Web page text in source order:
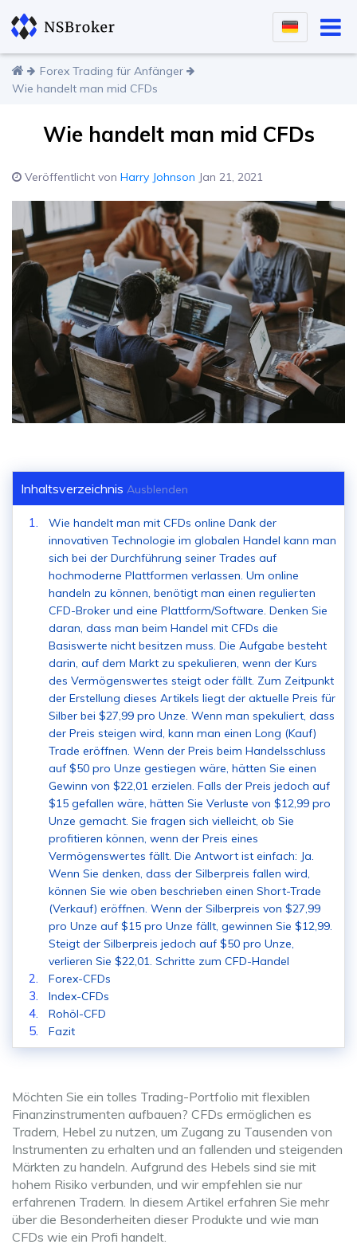
Forex Trading für Anfänger
Wie handelt man mid CFDs
Wie handelt man mid CFDs
Veröffentlicht von Harry Johnson Jan 21, 2021
Inhaltsverzeichnis Ausblenden
Wie handelt man mit CFDs online Dank der
innovativen Technologie im globalen Handel kann man
sich bei der Durchführung seiner Trades auf
hochmoderne Plattformen verlassen. Um online
handeln zu können, benötigt man einen regulierten
CFD-Broker und eine Plattform/Software. Denken Sie
daran, dass man beim Handel mit CFDs die
Basiswerte nicht besitzen muss. Die Aufgabe besteht
darin, auf dem Markt zu spekulieren, wenn der Kurs
des Vermögenswertes steigt oder fällt. Zum Zeitpunkt
der Erstellung dieses Artikels liegt der aktuelle Preis für
Silber bei $27,99 pro Unze. Wenn man spekuliert, dass
der Preis steigen wird, kann man einen Long (Kauf)
Trade eröffnen. Wenn der Preis beim Handelsschluss
auf $50 pro Unze gestiegen wäre, hätten Sie einen
Gewinn von $22,01 erzielen. Falls der Preis jedoch auf
$15 gefallen wäre, hätten Sie Verluste von $12,99 pro
Unze gemacht. Sie fragen sich vielleicht, ob Sie
profitieren können, wenn der Preis eines
Vermögenswertes fällt. Die Antwort ist einfach: Ja.
Wenn Sie denken, dass der Silberpreis fallen wird,
können Sie wie oben beschrieben einen Short-Trade
(Verkauf) eröffnen. Wenn der Silberpreis von $27,99
pro Unze auf $15 pro Unze fällt, gewinnen Sie $12,99.
Steigt der Silberpreis jedoch auf $50 pro Unze,
verlieren Sie $22,01. Schritte zum CFD-Handel
Forex-CFDs
Index-CFDs
Rohöl-CFD
Fazit
Möchten Sie ein tolles Trading-Portfolio mit flexiblen
Finanzinstrumenten aufbauen? CFDs ermöglichen es
Tradern, Hebel zu nutzen, um Zugang zu Tausenden von
Instrumenten zu erhalten und an fallenden und steigenden
Märkten zu handeln. Aufgrund des Hebels sind sie mit
hohem Risiko verbunden, und wir empfehlen sie nur
erfahrenen Tradern. In diesem Artikel erfahren Sie mehr
über die Besonderheiten dieser Produkte und wie man
CFDs wie ein Profi handelt.